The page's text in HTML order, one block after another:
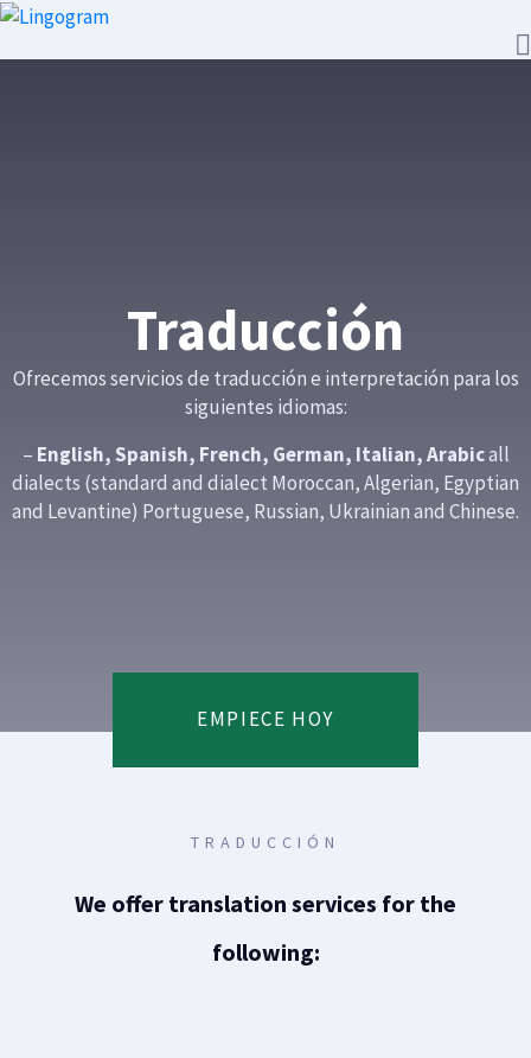
Traducción
Ofrecemos servicios de traducción e interpretación para los
siguientes idiomas:
– English, Spanish, French, German, Italian, Arabicall
dialects (standard and dialect Moroccan, Algerian, Egyptian
and Levantine) Portuguese, Russian, Ukrainian and Chinese.
EMPIECE HOY
TRADUCCIÓN
We offer translation services for the
following: